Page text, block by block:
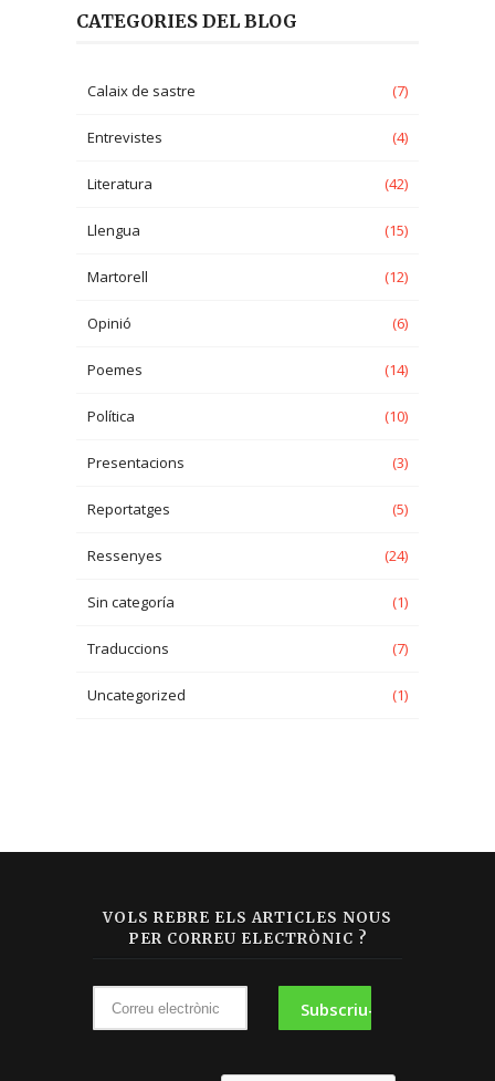
CATEGORIES DEL BLOG
Calaix de sastre (7)
Entrevistes (4)
Literatura (42)
Llengua (15)
Martorell (12)
Opinió (6)
Poemes (14)
Política (10)
Presentacions (3)
Reportatges (5)
Ressenyes (24)
Sin categoría (1)
Traduccions (7)
Uncategorized (1)
VOLS REBRE ELS ARTICLES NOUS
PER CORREU ELECTRÒNIC ?